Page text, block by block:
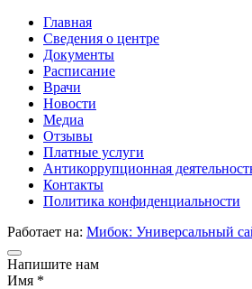
Главная
Сведения о центре
Документы
Расписание
Врачи
Новости
Медиа
Отзывы
Платные услуги
Антикоррупционная
Контакты
Политика конфиденциальности
Работает на: Мибок: Универсальный
Напишите нам
Имя *